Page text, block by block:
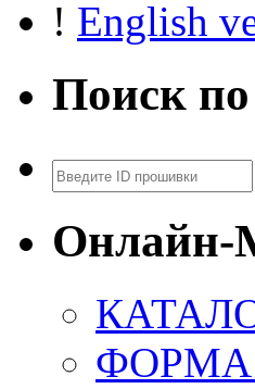
! English
Поиск
Поиск
Онлайн-
ФОРМА